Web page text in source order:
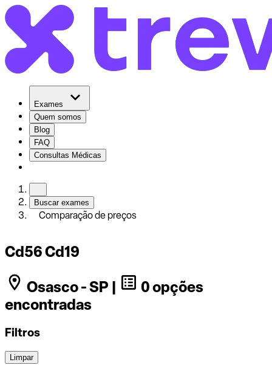
Exames
Quem somos
Blog
FAQ
Consultas Médicas
Buscar exames
Comparação de preços
Cd56 Cd19
Osasco - SP |
0 opções
encontradas
Filtros
Limpar